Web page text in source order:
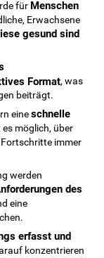
für Menschen
Erwachsene
gesund sind
Format, was
beiträgt.
eineschnelle
möglich, über
immer
werden
des
eine
erfasst und
konzentrieren